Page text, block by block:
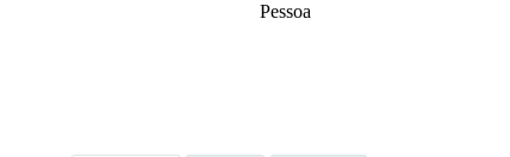
Pessoa